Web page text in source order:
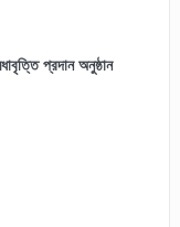
প্রদান অনুষ্ঠান